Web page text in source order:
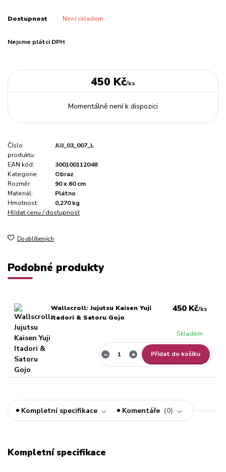
Dostupnost Není skladem
Nejsme plátci DPH
450 Kč/ks
Momentálně není k dispozici
Číslo
produktu:
JUJ_03_007_L
EAN kód:
300100112048
Kategorie:
Obraz
Rozměr:
90 x 60 cm
Materiál:
Plátno
Hmotnost:
0,270 kg
Hlídat cenu / dostupnost
Do oblíbených
Podobné produkty
Wallscroll: Jujutsu Kaisen Yuji
Itadori & Satoru Gojo
450 Kč/ks
Skladem
Přidat do košíku
Kompletní specifikace Komentáře 0
Kompletní specifikace